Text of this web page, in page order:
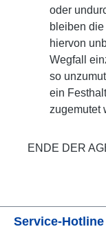
oder
bleiben
hiervon
Wegfall
so
ein
zugemutet
ENDE DER
Service-Hotline